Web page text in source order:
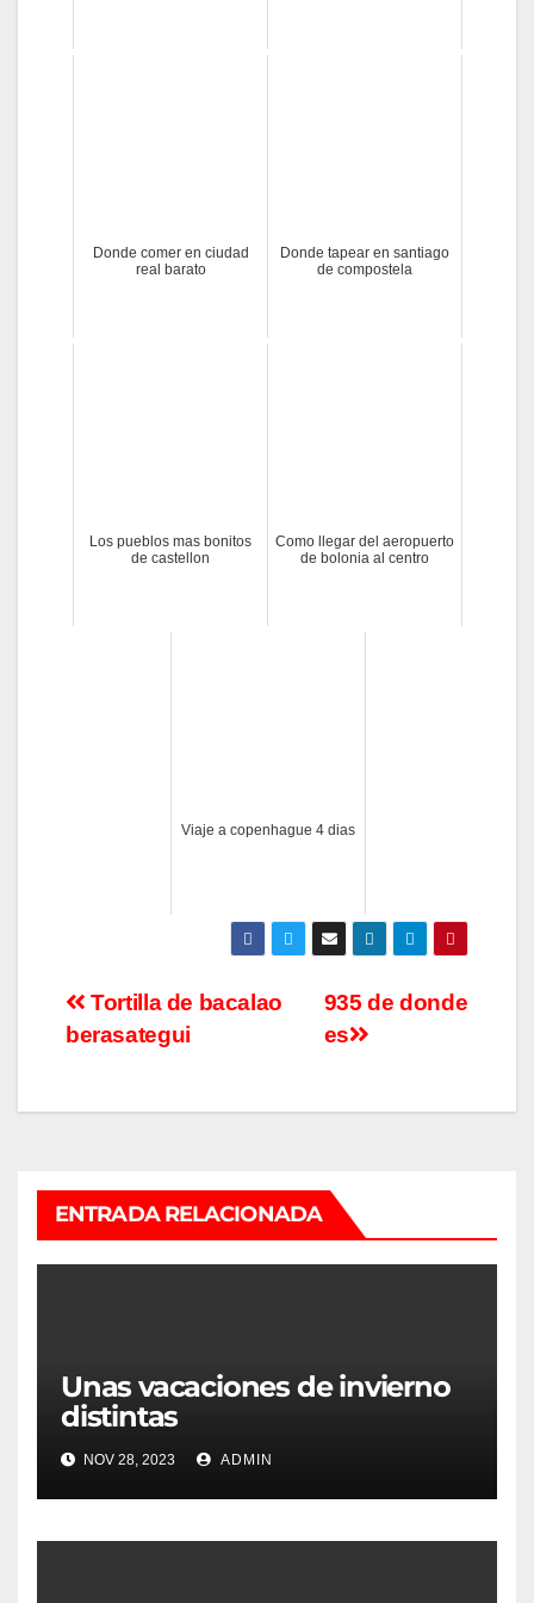
Donde comer en ciudad
real barato
Donde tapear en santiago
de compostela
Los pueblos mas bonitos
de castellon
Como llegar del aeropuerto
de bolonia al centro
Viaje a copenhague 4 dias
Navegación
entradas
935 de donde
es
Tortilla de bacalao
berasategui
ENTRADA RELACIONADA
Unas vacaciones de invierno
distintas
NOV 28, 2023 ADMIN